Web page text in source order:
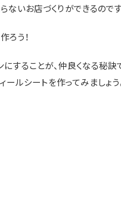
ないお店づくりができるのです
ろう！
することが、仲良くなる秘訣
ールシートを作ってみましょう